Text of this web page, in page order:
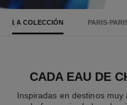
Pausar el vídeo decorativo
LA COLECCIÓN PARIS-
CADA EAU DE
Inspiradas en destinos